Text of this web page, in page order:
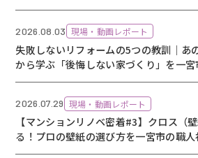
2026.08.03 現場・動画レポート
失敗しないリフォームの5つの教訓｜あ
から学ぶ「後悔しない家づくり」を一
2026.07.29 現場・動画レポート
【マンションリノベ密着#3】クロス（
る！プロの壁紙の選び方を一宮市の職